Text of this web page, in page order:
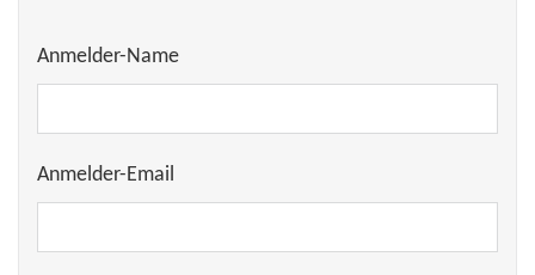
Anmelder-Name
Anmelder-Email